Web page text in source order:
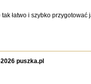
łatwo i szybko
puszka.pl